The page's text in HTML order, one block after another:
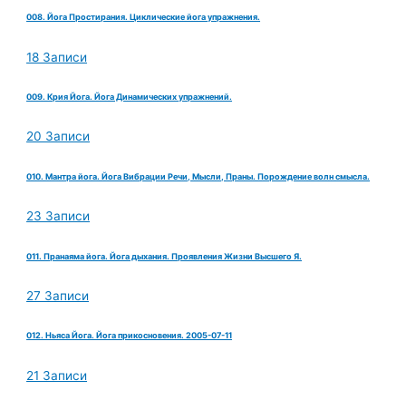
008. Йога Простирания. Циклические йога упражнения.
18 Записи
009. Крия Йога. Йога Динамических упражнений.
20 Записи
010. Мантра йога. Йога Вибрации Речи, Мысли, Праны. Порождение волн смысла.
23 Записи
011. Пранаяма йога. Йога дыхания. Проявления Жизни Высшего Я.
27 Записи
012. Ньяса Йога. Йога прикосновения. 2005-07-11
21 Записи